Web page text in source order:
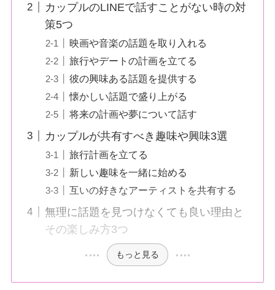
カップルのLINEで話すことがない時の対
策5つ
映画や音楽の話題を取り入れる
旅行やデートの計画を立てる
彼の興味ある話題を提供する
懐かしい話題で盛り上がる
将来の計画や夢について話す
カップルが共有すべき趣味や興味3選
旅行計画を立てる
新しい趣味を一緒に始める
互いの好きなアーティストを共有する
無理に話題を見つけなくても良い理由と
その楽しみ方3つ
もっと見る